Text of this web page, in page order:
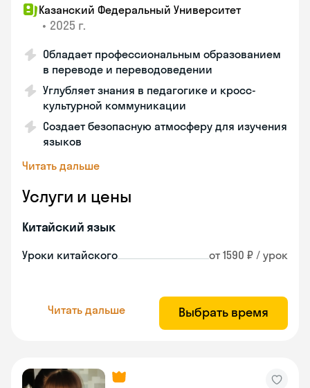
Казанский Федеральный Университет
• 2025 г.
Обладает профессиональным образованием
в переводе и переводоведении
Углубляет знания в педагогике и кросс-
культурной коммуникации
Создает безопасную атмосферу для изучения
языков
Читать дальше
Услуги и цены
Китайский язык
Уроки китайского от 1590 ₽ / урок
Читать дальше Выбрать время